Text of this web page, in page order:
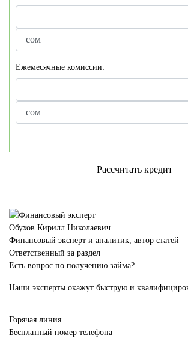
Ежемесячные комиссии:
Рассчитать кредит
Обухов Кирилл Николаевич
Финансовый эксперт и аналитик, автор статей
Ответственный за раздел
Есть вопрос по получению займа?
Наши эксперты окажут быструю и
Горячая линия
Бесплатный номер телефона